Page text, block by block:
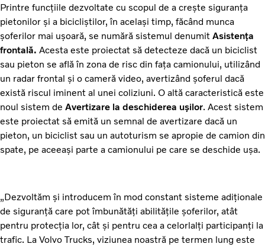
Printre funcțiile dezvoltate cu scopul de a crește siguranța
pietonilor și a bicicliștilor, în același timp, făcând munca
șoferilor mai ușoară, se numără sistemul denumit Asistența
frontală. Acesta este proiectat să detecteze dacă un biciclist
sau pieton se află în zona de risc din fața camionului, utilizând
un radar frontal și o cameră video, avertizând șoferul dacă
există riscul iminent al unei coliziuni. O altă caracteristică este
noul sistem de Avertizare la deschiderea ușilor. Acest sistem
este proiectat să emită un semnal de avertizare dacă un
pieton, un biciclist sau un autoturism se apropie de camion din
spate, pe aceeași parte a camionului pe care se deschide ușa.
„Dezvoltăm și introducem în mod constant sisteme adiționale
de siguranță care pot îmbunătăți abilitățile șoferilor, atât
pentru protecția lor, cât și pentru cea a celorlalți participanți la
trafic. La Volvo Trucks, viziunea noastră pe termen lung este